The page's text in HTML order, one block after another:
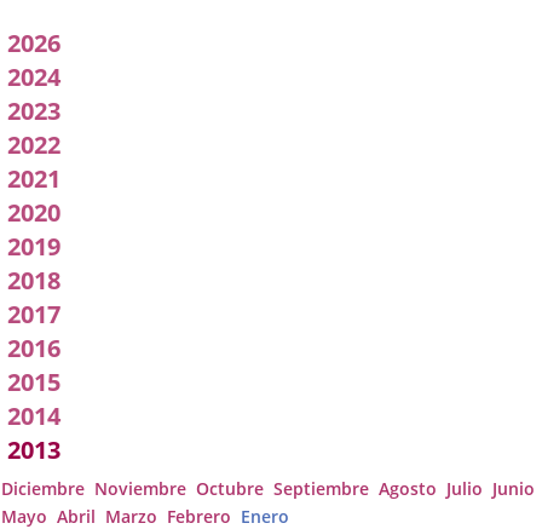
2026
2024
2023
2022
2021
2020
2019
2018
2017
2016
2015
2014
2013
Diciembre Noviembre Octubre Septiembre Agosto Julio Junio
Mayo Abril Marzo Febrero Enero